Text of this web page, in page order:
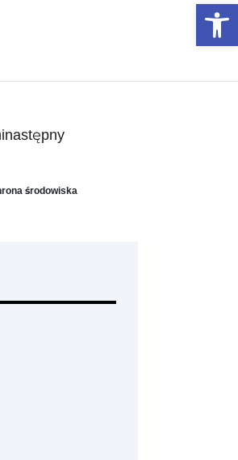
następny
środowiska